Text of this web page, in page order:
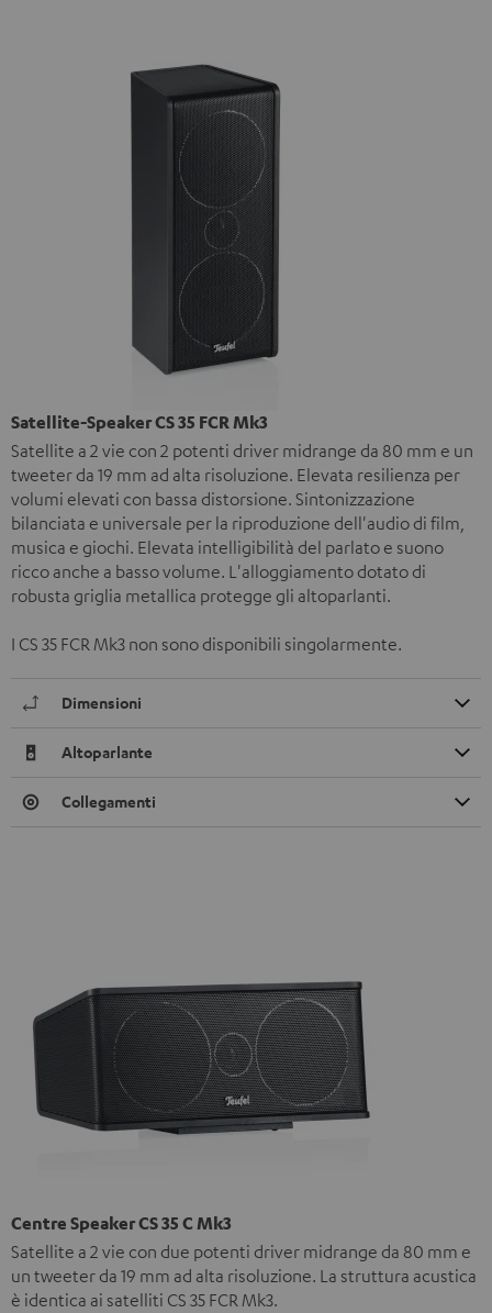
Satellite-Speaker CS 35 FCR Mk3
Satellite a 2 vie con 2 potenti driver midrange da 80 mm e un
tweeter da 19 mm ad alta risoluzione. Elevata resilienza per
volumi elevati con bassa distorsione. Sintonizzazione
bilanciata e universale per la riproduzione dell'audio di film,
musica e giochi. Elevata intelligibilità del parlato e suono
ricco anche a basso volume. L'alloggiamento dotato di
robusta griglia metallica protegge gli altoparlanti.
I CS 35 FCR Mk3 non sono disponibili singolarmente.
Dimensioni
Altoparlante
Collegamenti
Centre Speaker CS 35 C Mk3
Satellite a 2 vie con due potenti driver midrange da 80 mm e
un tweeter da 19 mm ad alta risoluzione. La struttura acustica
è identica ai satelliti CS 35 FCR Mk3.